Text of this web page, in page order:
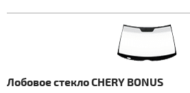
Лобовое стекло CHERY BONUS